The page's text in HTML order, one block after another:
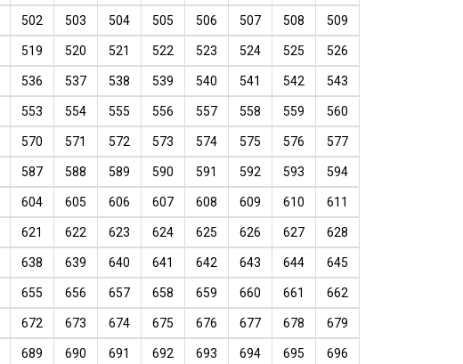
502 503 504 505 506 507 508 509
519 520 521 522 523 524 525 526
536 537 538 539 540 541 542 543
553 554 555 556 557 558 559 560
570 571 572 573 574 575 576 577
587 588 589 590 591 592 593 594
604 605 606 607 608 609 610 611
621 622 623 624 625 626 627 628
638 639 640 641 642 643 644 645
655 656 657 658 659 660 661 662
672 673 674 675 676 677 678 679
689 690 691 692 693 694 695 696